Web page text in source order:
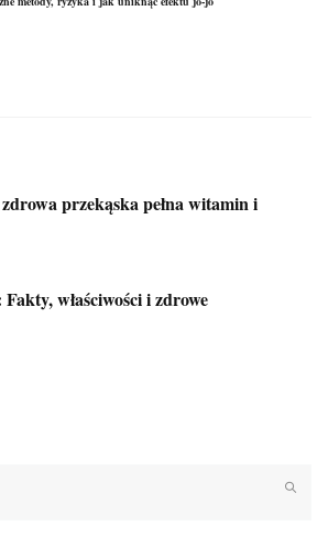
przekąska pełna witamin i
właściwości i zdrowe